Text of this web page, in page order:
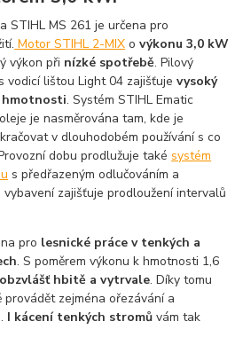
STIHL MS 261 je určena pro
Motor STIHL 2-MIX ovýkonu 3,0 kW
výkon při nízké spotřebě. Pilový
vodicí lištou Light 04 zajišťujevysoký
hmotnosti. Systém STIHL Ematic
je nasměrována tam, kde je
v dlouhodobém používání s co
dobu prodlužuje takésystém
s předřazeným odlučováním a
zajišťuje prodloužení intervalů
pro lesnické práce v tenkých a
. S poměrem výkonu k hmotnosti 1,6
hbitě a vytrvale. Díky tomu
zejména ořezávání a
I kácení tenkých stromů vám tak